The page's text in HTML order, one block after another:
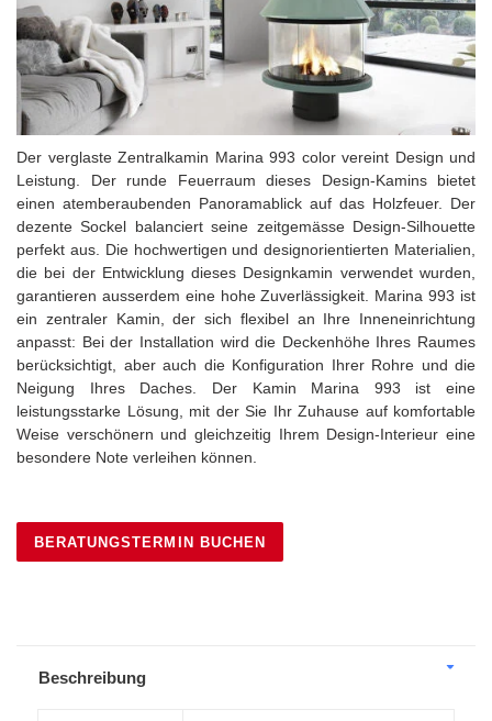
Der verglaste Zentralkamin Marina 993 color vereint Design und
Leistung. Der runde Feuerraum dieses Design-Kamins bietet
einen atemberaubenden Panoramablick auf das Holzfeuer. Der
dezente Sockel balanciert seine zeitgemässe Design-Silhouette
perfekt aus. Die hochwertigen und designorientierten Materialien,
die bei der Entwicklung dieses Designkamin verwendet wurden,
garantieren ausserdem eine hohe Zuverlässigkeit. Marina 993 ist
ein zentraler Kamin, der sich flexibel an Ihre Inneneinrichtung
anpasst: Bei der Installation wird die Deckenhöhe Ihres Raumes
berücksichtigt, aber auch die Konfiguration Ihrer Rohre und die
Neigung Ihres Daches. Der Kamin Marina 993 ist eine
leistungsstarke Lösung, mit der Sie Ihr Zuhause auf komfortable
Weise verschönern und gleichzeitig Ihrem Design-Interieur eine
besondere Note verleihen können.
BERATUNGSTERMIN BUCHEN
hinzugefügt
Beschreibung